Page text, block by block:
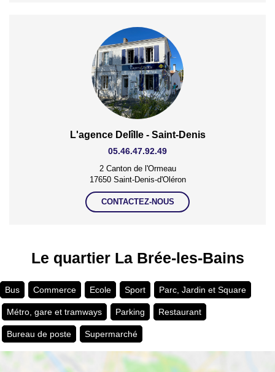
L'agence Delîlle - Saint-Denis
05.46.47.92.49
2 Canton de l'Ormeau
17650 Saint-Denis-d'Oléron
CONTACTEZ-NOUS
Le quartier La Brée-les-Bains
Bus Commerce Ecole Sport Parc, Jardin et Square
Métro, gare et tramways Parking Restaurant
Bureau de poste Supermarché